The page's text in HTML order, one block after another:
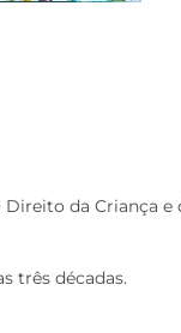
da Criança e
três décadas.